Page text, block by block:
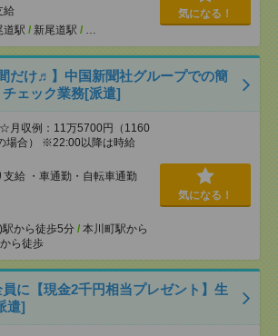
給
道駅 / 新尾道駅 / …
気になる！
だけ♬】中国新聞社グループでの簡
ェック業務[派遣]
月収例：11万5700円（1160
場合） ※22:00以降は時給
支給 ・車通勤・自転車通勤
駅から徒歩5分 / 本川町駅から
ら徒歩
気になる！
に【現金2千円相当プレゼント】生
遣]